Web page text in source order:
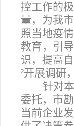
控工作的
量，为我
照当地疫
教育，引
识，提高
²开展调研
针对
委托，市
当前企业